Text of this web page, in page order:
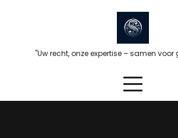
"Uw recht, onze expertise – samen